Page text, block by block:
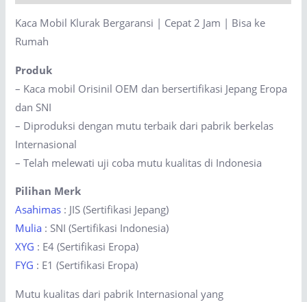
|
Bisa
ke
Rumah
quantity
Kaca Mobil Klurak Bergaransi | Cepat 2 Jam | Bisa ke
Rumah
Produk
– Kaca mobil Orisinil OEM dan bersertifikasi Jepang Eropa
dan SNI
– Diproduksi dengan mutu terbaik dari pabrik berkelas
Internasional
– Telah melewati uji coba mutu kualitas di Indonesia
Pilihan Merk
Asahimas : JIS (Sertifikasi Jepang)
Mulia : SNI (Sertifikasi Indonesia)
XYG : E4 (Sertifikasi Eropa)
FYG : E1 (Sertifikasi Eropa)
Mutu kualitas dari pabrik Internasional yang